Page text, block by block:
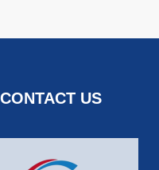
CONTACT US